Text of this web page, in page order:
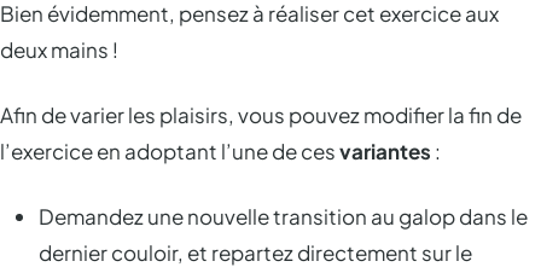
Bien évidemment, pensez à réaliser cet exercice aux
deux mains !
Afin de varier les plaisirs, vous pouvez modifier la fin de
l’exercice en adoptant l’une de cesvariantes :
Demandez une nouvelle transition au galop dans le
dernier couloir, et repartez directement sur le